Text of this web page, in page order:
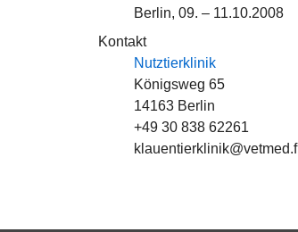
Berlin, 09. – 11.10.2008
Kontakt
Nutztierklinik
Königsweg 65
14163 Berlin
+49 30 838 62261